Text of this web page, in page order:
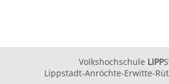
Volkshochschule LIPP
Lippstadt-Anröchte-Erwitte-